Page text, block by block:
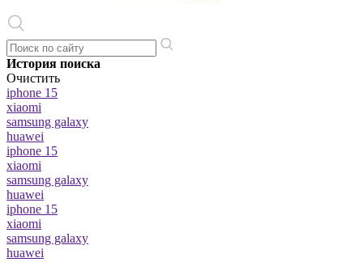
История поиска
Очистить
iphone 15
xiaomi
samsung galaxy
huawei
iphone 15
xiaomi
samsung galaxy
huawei
iphone 15
xiaomi
samsung galaxy
huawei